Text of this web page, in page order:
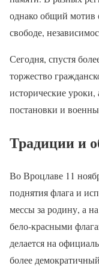
однако общий мотив
свободе,
Сегодня, спустя
торжество
исторические
постановки и
Традиции и
Во Вроцлаве 11
поднятия флага и
мессы за родину, а
бело-красными
делается на
более